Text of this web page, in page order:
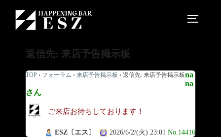
返信先: 来店予告掲示板
TOP › フォーラム › 来店予告掲示板 › 返信先: 来店予告掲示板na
na
さん
ご来店お待ちしております！
ESZ〔エス〕 2026/6/2/(火) 23:01 No.14416